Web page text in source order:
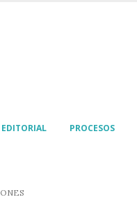
EDITORIAL PROCESOS